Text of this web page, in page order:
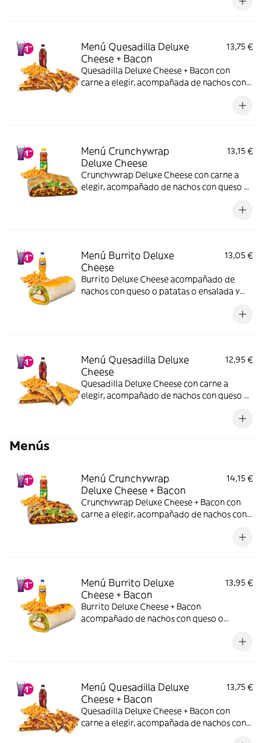
Menú Quesadilla Deluxe
Cheese + Bacon
13,75 €
Quesadilla Deluxe Cheese + Bacon con
carne a elegir, acompañada de nachos con
Menú Crunchywrap
Deluxe Cheese
13,15 €
Crunchywrap Deluxe Cheese con carne a
elegir, acompañado de nachos con queso o
Menú Burrito Deluxe
Cheese
13,05 €
Burrito Deluxe Cheese acompañado de
nachos con queso o patatas o ensalada y
Menú Quesadilla Deluxe
Cheese
12,95 €
Quesadilla Deluxe Cheese con carne a
elegir, acompañado de nachos con queso o
muestra una Quesadilla Deluxe partida en 4
Menús
Menú Crunchywrap
Deluxe Cheese + Bacon
14,15 €
Crunchywrap Deluxe Cheese + Bacon con
carne a elegir, acompañado de nachos con
Menú Burrito Deluxe
Cheese + Bacon
13,95 €
Burrito Deluxe Cheese + Bacon
acompañado de nachos con queso o
Menú Quesadilla Deluxe
Cheese + Bacon
13,75 €
Quesadilla Deluxe Cheese + Bacon con
carne a elegir, acompañada de nachos con